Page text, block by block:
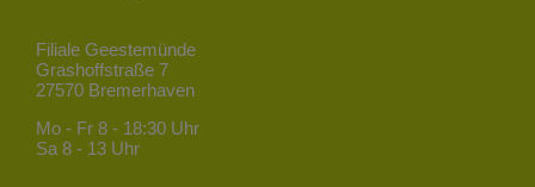
Filiale Geestemünde
Grashoffstraße 7
27570 Bremerhaven
Mo - Fr 8 - 18:30 Uhr
Sa 8 - 13 Uhr